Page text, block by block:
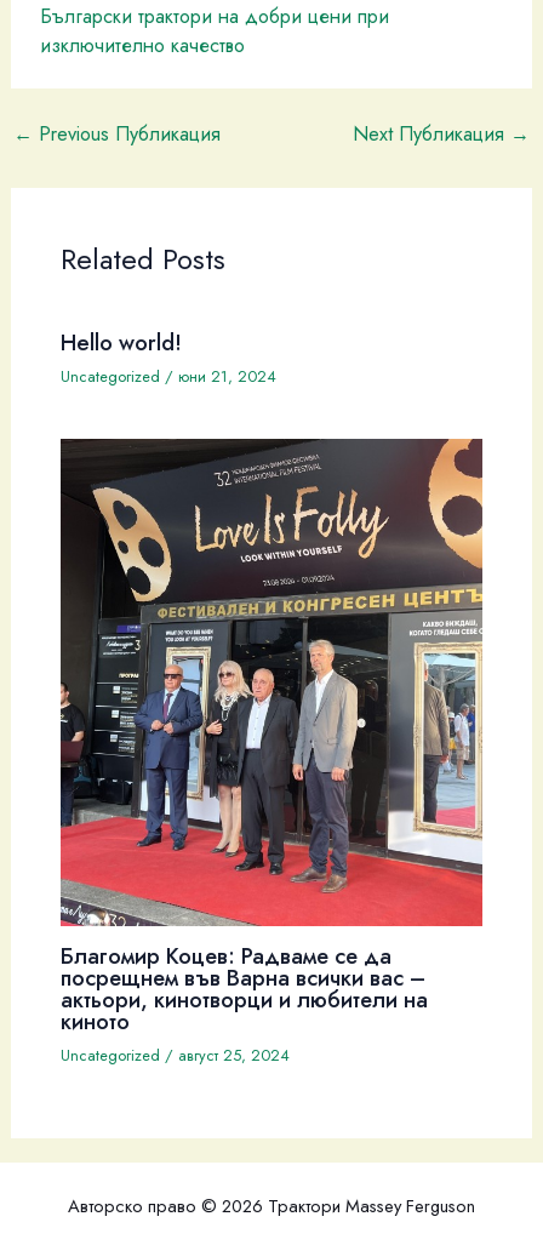
Български трактори на добри цени при
изключително качество
← Previous Публикация Next Публикация →
Related Posts
Hello world!
Uncategorized / юни 21, 2024
Благомир Коцев: Радваме се да
посрещнем във Варна всички вас –
актьори, кинотворци и любители на
киното
Uncategorized / август 25, 2024
Авторско право © 2026 Трактори Massey Ferguson